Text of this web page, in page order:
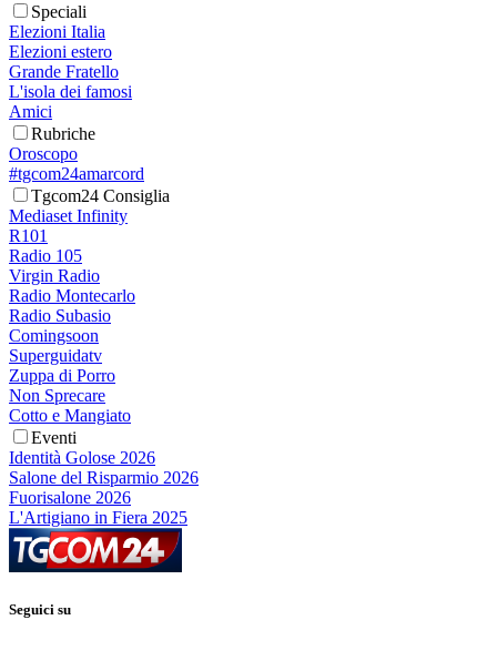
Speciali
Elezioni Italia
Elezioni estero
Grande Fratello
L'isola dei famosi
Amici
Rubriche
Oroscopo
#tgcom24amarcord
Tgcom24 Consiglia
Mediaset Infinity
R101
Radio 105
Virgin Radio
Radio Montecarlo
Radio Subasio
Comingsoon
Superguidatv
Zuppa di Porro
Non Sprecare
Cotto e Mangiato
Eventi
Identità Golose 2026
Salone del Risparmio 2026
Fuorisalone 2026
L'Artigiano in Fiera 2025
Seguici su